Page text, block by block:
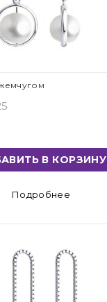
В КОРЗИНУ
Подробнее